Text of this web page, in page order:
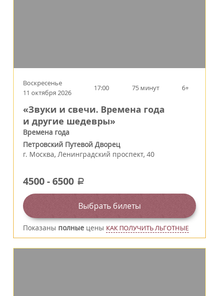
Воскресенье
11 октября 2026
17:00 75 минут 6+
«Звуки и свечи. Времена года
и другие шедевры»
Времена года
Петровский Путевой Дворец
г. Москва, Ленинградский проспект, 40
4500-6500 a
Выбрать билеты
Показаны полные цены КАК ПОЛУЧИТЬ ЛЬГОТНЫЕ